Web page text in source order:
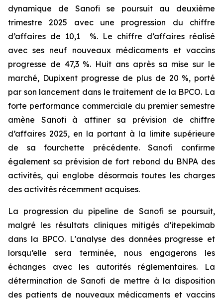
dynamique de Sanofi se poursuit au deuxième
trimestre 2025 avec une progression du chiffre
d’affaires de 10,1 %. Le chiffre d’affaires réalisé
avec ses neuf nouveaux médicaments et vaccins
progresse de 47,3 %. Huit ans après sa mise sur le
marché, Dupixent progresse de plus de 20 %, porté
par son lancement dans le traitement de la BPCO. La
forte performance commerciale du premier semestre
amène Sanofi à affiner sa prévision de chiffre
d’affaires 2025, en la portant à la limite supérieure
de sa fourchette précédente. Sanofi confirme
également sa prévision de fort rebond du BNPA des
activités, qui englobe désormais toutes les charges
des activités récemment acquises.
La progression du pipeline de Sanofi se poursuit,
malgré les résultats cliniques mitigés d’itepekimab
dans la BPCO. L'analyse des données progresse et
lorsqu’elle sera terminée, nous engagerons les
échanges avec les autorités réglementaires. La
détermination de Sanofi de mettre à la disposition
des patients de nouveaux médicaments et vaccins